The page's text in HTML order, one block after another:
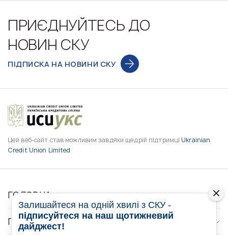
ПРИЄДНУЙТЕСЬ ДО
НОВИН СКУ
ПІДПИСКА НА НОВИНИ СКУ
Цей веб-сайт став можливим завдяки щедрій підтримці Ukrainian
Credit Union Limited
ГОЛОВНА
ПРО НАС
Залишайтеся на одній хвилі з СКУ -
підписуйтеся на наш щотижневий
дайджест!